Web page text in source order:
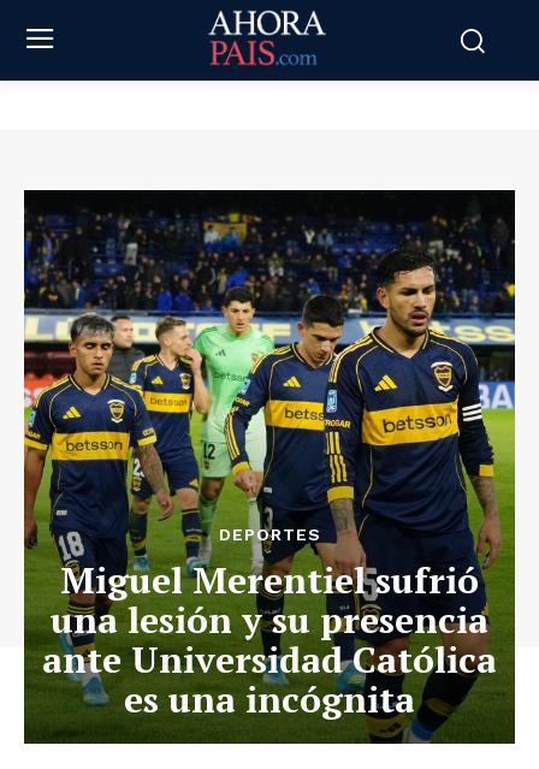
DEPORTES
Miguel Merentiel sufrió
una lesión y su presencia
ante Universidad Católica
es una incógnita